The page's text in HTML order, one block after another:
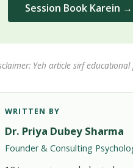
Session Book Karein →
Yeh article sirf
WRITTEN BY
Dr. Priya Dubey Sharma
Founder & Consulting